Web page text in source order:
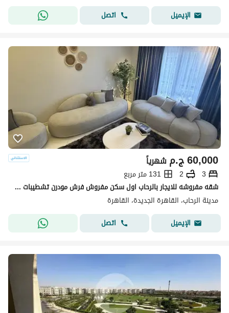
الإيميل
اتصل
ج.م60,000 شهرياً
3
2
131 متر مربع
شقه مفروشه للايجار بالرحاب اول سكن مفروش فرش مودرن تشطيبات خاصه بالكامل 3نوم مدد طويله ومدد قصيره مطبخ امريكان كيتشن تكييفات كامله اجهزه كامله
مدينة الرحاب، القاهرة الجديدة، القاهرة
الإيميل
اتصل